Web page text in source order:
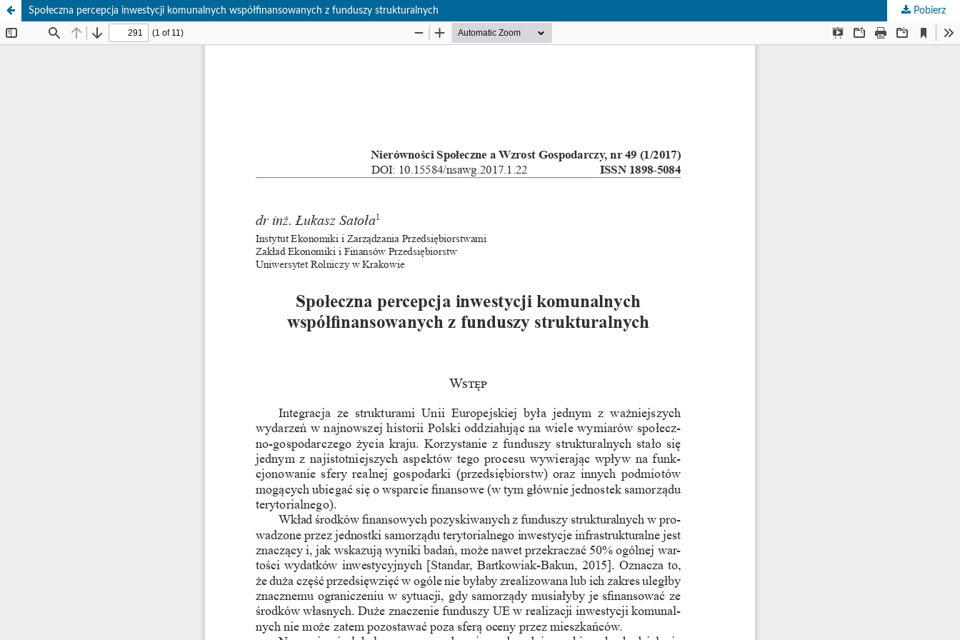
Społeczna percepcja inwestycji komunalnych współfinansowanych z funduszy strukturalnych Pobierz